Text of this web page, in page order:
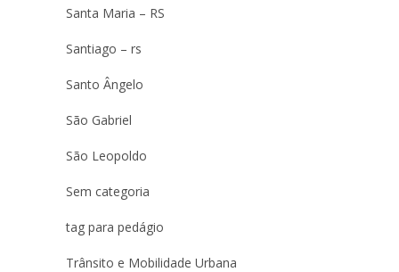
Santa Maria – RS
Santiago – rs
Santo Ângelo
São Gabriel
São Leopoldo
Sem categoria
tag para pedágio
Trânsito e Mobilidade Urbana